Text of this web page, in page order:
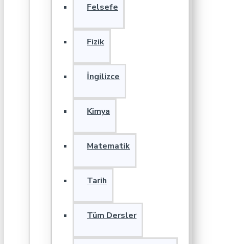
Felsefe
Fizik
İngilizce
Kimya
Matematik
Tarih
Tüm Dersler